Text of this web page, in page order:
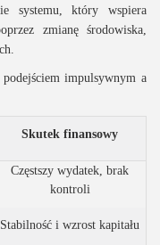
systemu, który wspiera
zmianę środowiska,
impulsywnym a
Skutek finansowy
Częstszy wydatek, brak
kontroli
Stabilność i wzrost kapitału